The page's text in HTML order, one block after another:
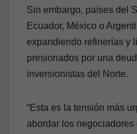
Sin embargo, países del
Ecuador, México o
expandiendo refinerías y
presionados por una
inversionistas del Norte.
“Esta es la tensión más
abordar los negociadores